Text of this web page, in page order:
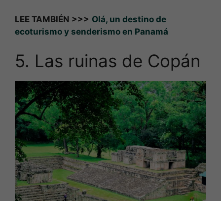
LEE TAMBIÉN >>> Olá, un destino de
ecoturismo y senderismo en Panamá
5. Las ruinas de Copán